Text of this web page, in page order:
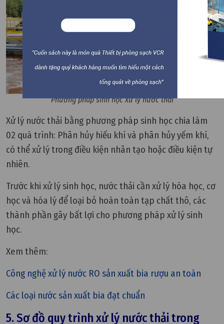
Phương pháp sinh học xử lý nước thải
Xử lý nước thải bằng phương pháp sinh học chia làm
02 quá trình: Phân hủy hiếu khí và phân hủy yếm khí,
có thể xử lý trong điều kiện nhân tạo hoặc điều kiện tự
nhiên.
Trước khi xử lý sinh học, nước thải cần xử lý hóa học, cơ
học và hóa lý để loại bỏ hoàn toàn tạp chất thô, các
thành phần gây bất lợi cho phương pháp xử lý sinh
học.
Xem thêm:
Công nghệ xử lý nước RO sản xuất bia rượu an toàn
Các loại nước sản xuất bia đạt chuẩn
5. Sơ đồ quy trình xử lý nước thải trong